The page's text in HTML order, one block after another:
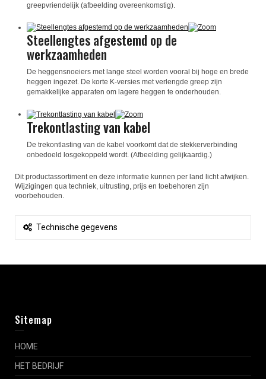
greepvriendelijk (afbeelding overeenkomstig).
Steellengtes afgestemd op de
werkzaamheden
De heggensnoeiers met lange steel worden vooral bij hoge en brede
heggen ingezet. De korte K-versies met verlengde greep zijn
gemakkelijke apparaten om lagere heggen te onderhouden.
Trekontlasting van kabel
De trekontlasting van de kabel voorkomt dat de stekkerverbinding
onbedoeld losgekoppeld wordt. (Afbeelding gelijkaardig.)
Dit productassortiment en deze informatie kunnen per land licht afwijken.
Wijzigingen qua techniek, uitrusting, prijs en toebehoren zijn
voorbehouden.
Technische gegevens
Sitemap
HOME
HET BEDRIJF